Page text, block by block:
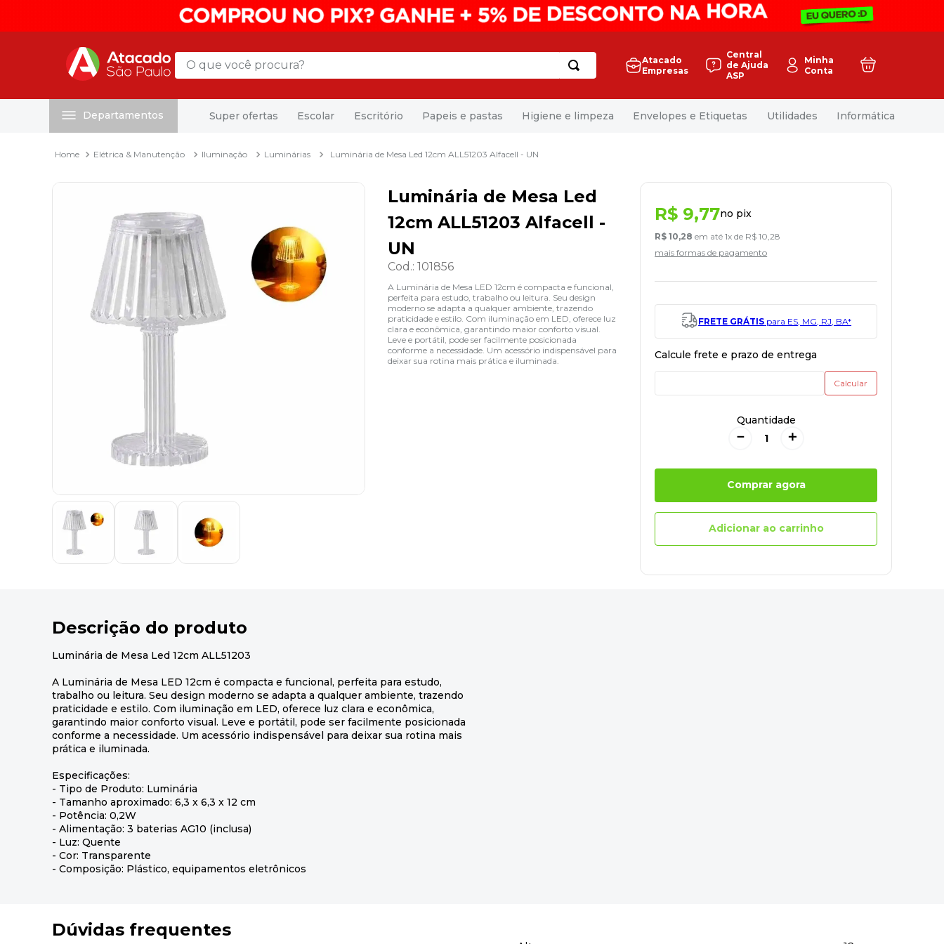
O que você procura?
Atacado
Empresas
Central
de Ajuda
ASP
Minha
Conta
Departamentos Super ofertas Escolar Escritório Papeis e pastas Higiene e limpeza Envelopes e Etiquetas Utilidades Informática
Elétrica & Manutenção Iluminação Luminárias Luminária de Mesa Led 12cm ALL51203 Alfacell - UN
Luminária de Mesa Led
12cm ALL51203 Alfacell -
UN
Cod.:101856
A Luminária de Mesa LED 12cm é compacta e funcional,
perfeita para estudo, trabalho ou leitura. Seu design
moderno se adapta a qualquer ambiente, trazendo
praticidade e estilo. Com iluminação em LED, oferece luz
clara e econômica, garantindo maior conforto visual.
Leve e portátil, pode ser facilmente posicionada
conforme a necessidade. Um acessório indispensável para
deixar sua rotina mais prática e iluminada.
R$ 9,77no pix
R$ 10,28 em até1x de R$ 10 ,28
mais formas de pagamento
FRETE GRÁTIS para ES, MG, RJ, BA*
Quantidade
＋
－
Comprar agora
Adicionar ao carrinho
Descrição do produto
Luminária de Mesa Led 12cm ALL51203
A Luminária de Mesa LED 12cm é compacta e funcional, perfeita para estudo,
trabalho ou leitura. Seu design moderno se adapta a qualquer ambiente, trazendo
praticidade e estilo. Com iluminação em LED, oferece luz clara e econômica,
garantindo maior conforto visual. Leve e portátil, pode ser facilmente posicionada
conforme a necessidade. Um acessório indispensável para deixar sua rotina mais
prática e iluminada.
Especificações:
- Tipo de Produto: Luminária
- Tamanho aproximado: 6,3 x 6,3 x 12 cm
- Potência: 0,2W
- Alimentação: 3 baterias AG10 (inclusa)
- Luz: Quente
- Cor: Transparente
- Composição: Plástico, equipamentos eletrônicos
Dúvidas frequentes
papel toalha
papel higienico
caixa organizadora
grampeador